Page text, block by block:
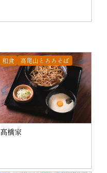
和食 高尾山とろろそば
髙橋家